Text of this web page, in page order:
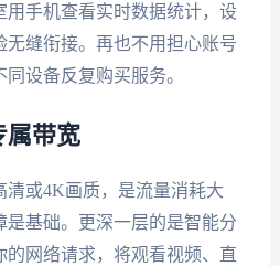
用手机查看实时数据统计，设
缝衔接。再也不用担心账号
设备反复购买服务。
属带宽
或4K画质，是流量消耗大
是基础。更深一层的是智能分
的网络请求，将观看视频、直